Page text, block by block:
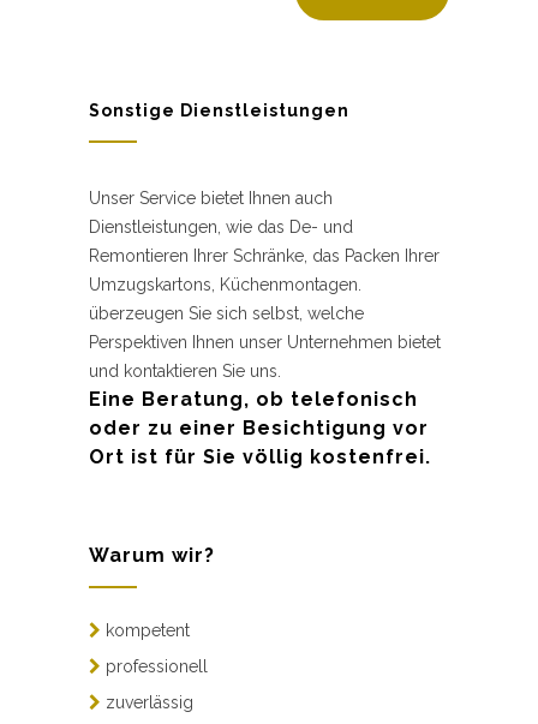
Sonstige Dienstleistungen
Unser Service bietet Ihnen auch
Dienstleistungen, wie das De- und
Remontieren Ihrer Schränke, das Packen Ihrer
Umzugskartons, Küchenmontagen.
überzeugen Sie sich selbst, welche
Perspektiven Ihnen unser Unternehmen bietet
und kontaktieren Sie uns.
Eine Beratung, ob telefonisch
oder zu einer Besichtigung vor
Ort ist für Sie völlig kostenfrei.
Warum wir?
kompetent
professionell
zuverlässig